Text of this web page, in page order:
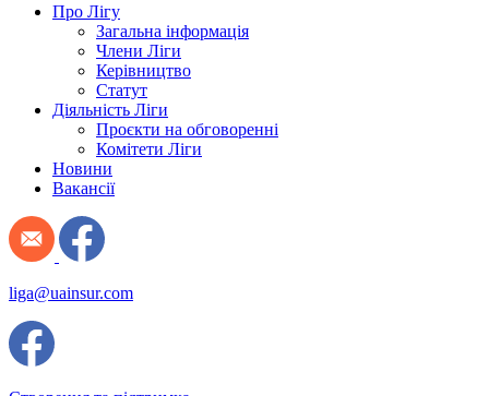
Про Лігу
Загальна інформація
Члени Ліги
Керівництво
Статут
Діяльність Ліги
Проєкти на обговоренні
Комітети Ліги
Новини
Вакансії
liga@uainsur.com